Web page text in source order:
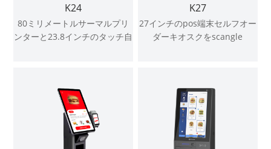
K24
80ミリメートルサーマルプリ
ンターと23.8インチのタッチ自
K27
27インチのpos端末セルフオー
ダーキオスクをscangle